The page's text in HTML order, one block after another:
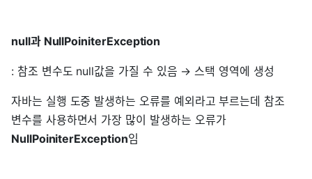
null과 NullPoiniterException
: 참조 변수도 null값을 가질 수 있음 → 스택 영역에 생성
자바는 실행 도중 발생하는 오류를 예외라고 부르는데 참조
변수를 사용하면서 가장 많이 발생하는 오류가
NullPoiniterException임